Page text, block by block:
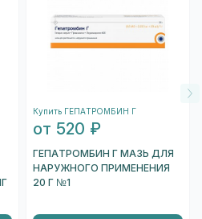
навести на
на одном из
его.
Купить ГЕПАТРОМБИН Г
от 520 ₽
ГЕПАТРОМБИН Г МАЗЬ ДЛЯ
НАРУЖНОГО ПРИМЕНЕНИЯ
20 Г №1